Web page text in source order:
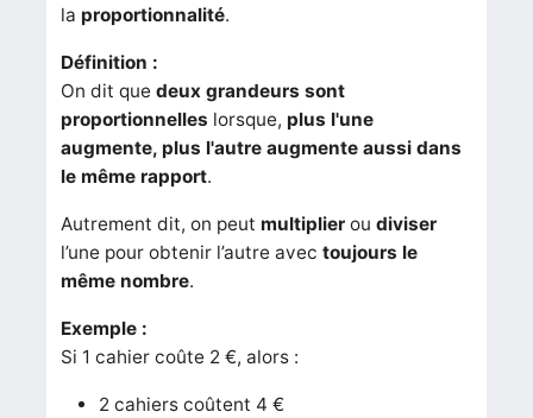
la proportionnalité.
Définition :
On dit quedeux grandeurs sont
proportionnelles lorsque, plus l'une
augmente, plus l'autre augmente aussi dans
le même rapport.
Autrement dit, on peut multiplier oudiviser
l’une pour obtenir l’autre avectoujours le
même nombre.
Exemple :
Si 1 cahier coûte 2 €, alors :
2 cahiers coûtent 4 €